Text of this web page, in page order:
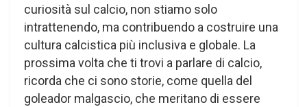
curiosità sul calcio, non stiamo solo
intrattenendo, ma contribuendo a costruire una
cultura calcistica più inclusiva e globale. La
prossima volta che ti trovi a parlare di calcio,
ricorda che ci sono storie, come quella del
goleador malgascio, che meritano di essere